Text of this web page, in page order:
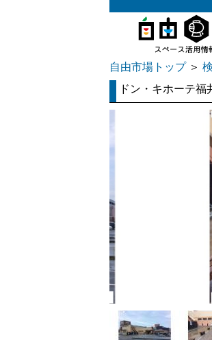
自由市場トップ＞
ドン・キホーテ